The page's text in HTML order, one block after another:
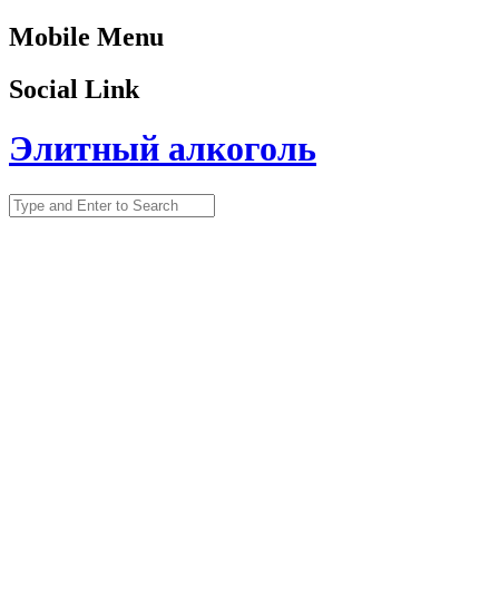
Mobile Menu
Social Link
Элитный алкоголь